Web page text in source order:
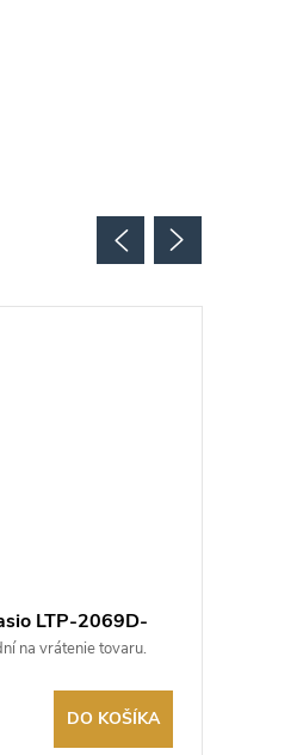
LTP-2069D-
na vrátenie tovaru.
DO KOŠÍKA